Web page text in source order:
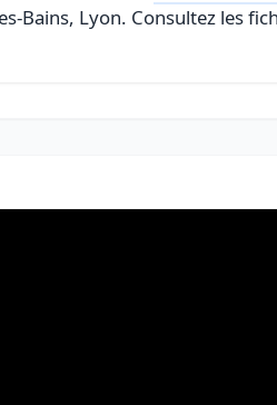
Bains, Lyon. Consultez les